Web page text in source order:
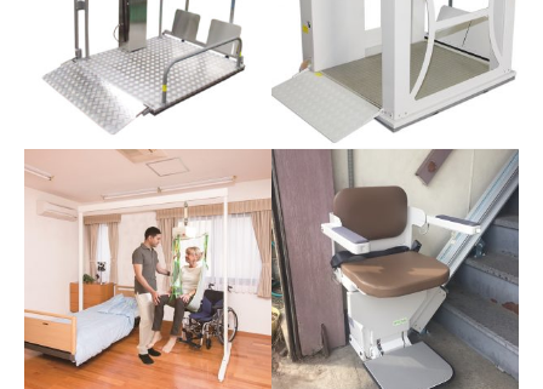
屋内用電動昇降機 UDC-
400
昇降高さ67cm 四方向より乗
テクノリフターTDK065
昇降高さ67cm 四方向より乗
り入れ可能！
テクノリフターTDK100
昇降高さ106.5cm 四方向より
乗り入れ可能